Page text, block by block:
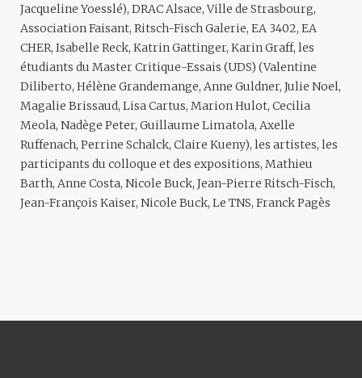
Jacqueline Yoesslé), DRAC Alsace, Ville de Strasbourg,
Association Faisant, Ritsch-Fisch Galerie, EA 3402, EA
CHER, Isabelle Reck, Katrin Gattinger, Karin Graff, les
étudiants du Master Critique-Essais (UDS) (Valentine
Diliberto, Hélène Grandemange, Anne Guldner, Julie Noel,
Magalie Brissaud, Lisa Cartus, Marion Hulot, Cecilia
Meola, Nadège Peter, Guillaume Limatola, Axelle
Ruffenach, Perrine Schalck, Claire Kueny), les artistes, les
participants du colloque et des expositions, Mathieu
Barth, Anne Costa, Nicole Buck, Jean-Pierre Ritsch-Fisch,
Jean-François Kaiser, Nicole Buck, Le TNS, Franck Pagès